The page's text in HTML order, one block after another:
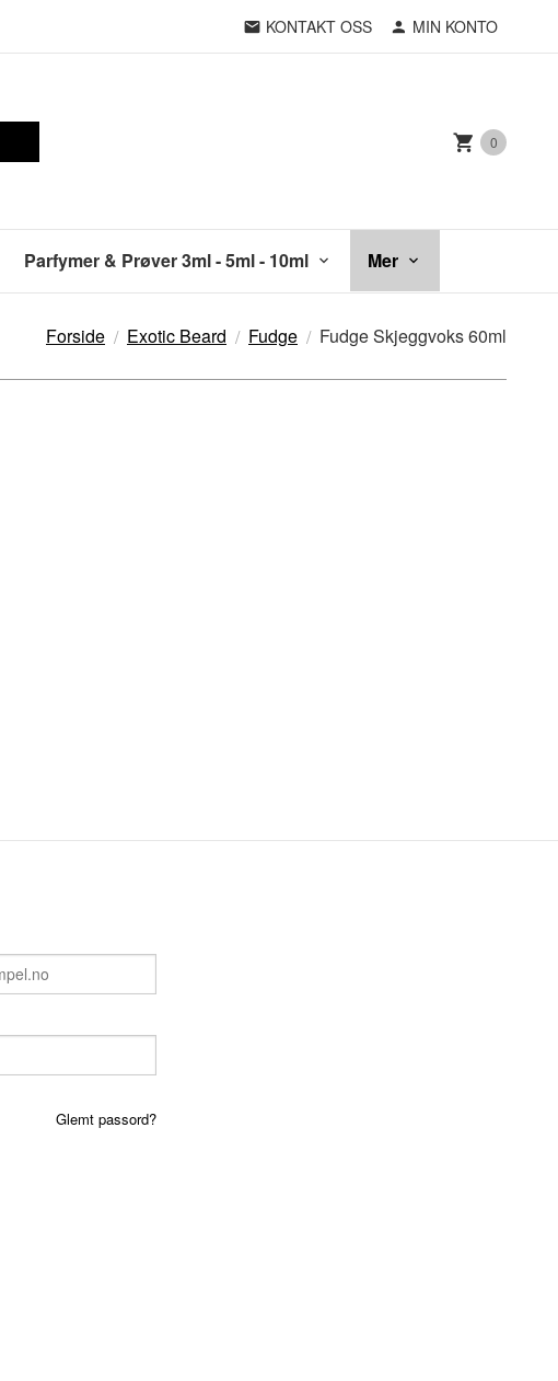
KONTAKT OSS MIN KONTO
0
Parfymer & Prøver 3ml - 5ml - 10ml Mer
Forside Exotic Beard Fudge Fudge Skjeggvoks 60ml
Glemt passord?